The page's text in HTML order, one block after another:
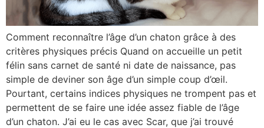
Comment reconnaître l’âge d’un chaton grâce à des
critères physiques précis Quand on accueille un petit
félin sans carnet de santé ni date de naissance, pas
simple de deviner son âge d’un simple coup d’œil.
Pourtant, certains indices physiques ne trompent pas et
permettent de se faire une idée assez fiable de l’âge
d’un chaton. J’ai eu le cas avec Scar, que j’ai trouvé